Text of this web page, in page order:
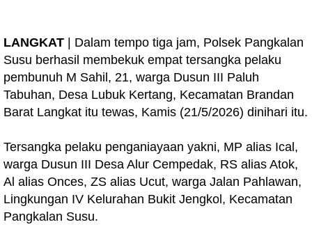
LANGKAT | Dalam tempo tiga jam, Polsek Pangkalan
Susu berhasil membekuk empat tersangka pelaku
pembunuh M Sahil, 21, warga Dusun III Paluh
Tabuhan, Desa Lubuk Kertang, Kecamatan Brandan
Barat Langkat itu tewas, Kamis (21/5/2026) dinihari itu.
Tersangka pelaku penganiayaan yakni, MP alias Ical,
warga Dusun III Desa Alur Cempedak, RS alias Atok,
Al alias Onces, ZS alias Ucut, warga Jalan Pahlawan,
Lingkungan IV Kelurahan Bukit Jengkol, Kecamatan
Pangkalan Susu.